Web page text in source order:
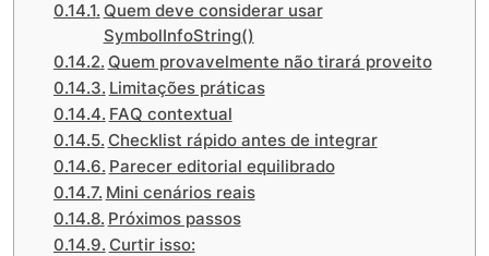
Quem deve considerar usar
SymbolInfoString()
Quem provavelmente não tirará proveito
Limitações práticas
FAQ contextual
Checklist rápido antes de integrar
Parecer editorial equilibrado
Mini cenários reais
Próximos passos
Curtir isso: